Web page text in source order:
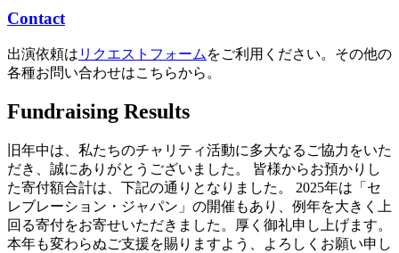
Contact
出演依頼は リクエストフォーム をご利用ください。その他の
各種お問い合わせはこちらから。
Fundraising Results
旧年中は、私たちのチャリティ活動に多大なるご協力をいた
だき、誠にありがとうございました。 皆様からお預かりし
た寄付額合計は、下記の通りとなりました。 2025年は「セ
レブレーション・ジャパン」の開催もあり、例年を大きく上
回る寄付をお寄せいただきました。厚く御礼申し上げます。
本年も変わらぬご支援を賜りますよう、よろしくお願い申し